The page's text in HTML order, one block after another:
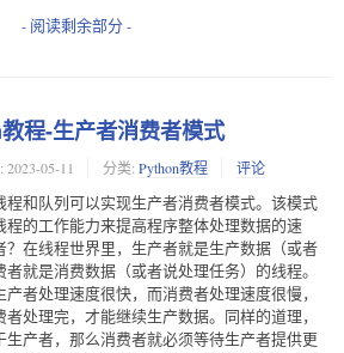
- 阅读剩余部分 -
程-生产者消费者模式
2023-05-11 分类: Python教程 评论
程和队列可以实现生产者消费者模式。该模式
的工作能力来提高程序整体处理数据的速
？在线程世界里，生产者就是生产数据（或者
就是消费数据（或者说处理任务）的线程。
者处理速度很快，而消费者处理速度很慢，
处理完，才能继续生产数据。同样的道理，
产者，那么消费者就必须等待生产者提供更